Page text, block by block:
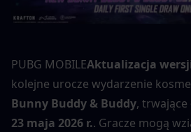
PUBG MOBILEAktualizacja
kolejne urocze wydarzenie
Bunny Buddy & Buddy, trwające
23 maja 2026 r.. Gracze mogą